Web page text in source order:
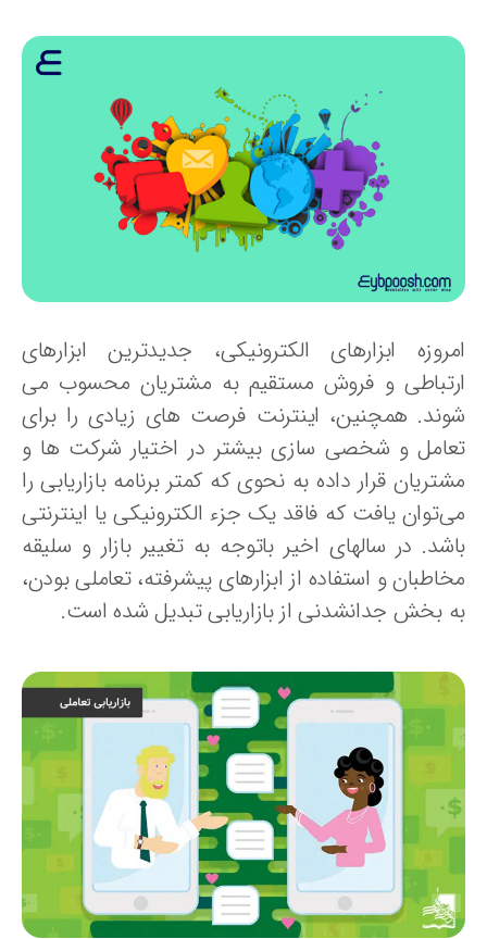
ابزارهای الکترونیکی، جدیدترین ابزارهای
و فروش مستقیم به مشتریان محسوب می
همچنین، اینترنت فرصت های زیادی را برای
و شخصی سازی بیشتر در اختیار شرکت ها و
قرار داده به نحوی که کمتر برنامه بازاریابی را
یافت که فاقد یک جزء الکترونیکی یا اینترنتی
در سالهای اخیر باتوجه به تغییر بازار و سلیقه
و استفاده از ابزارهای پیشرفته، تعاملی بودن،
بخش جدانشدنی از بازاریابی تبدیل شده است.